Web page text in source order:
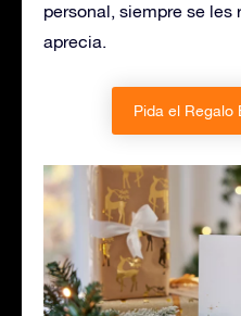
personal, siempre se les
aprecia.
Pida el Regalo